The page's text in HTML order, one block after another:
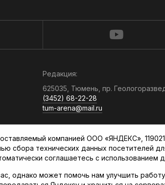
Редакция:
625035, Тюмень, пр.
(3452) 68-22-28
tum-arena@mail.ru
Отдел продаж:
(3452) 68-89-78
kotovaev@sibinformburo.ru
компанией ООО «ЯНДЕКС»,
сбора технических данных посетителей
соглашаетесь с использованием
однако может помочь нам улучшить